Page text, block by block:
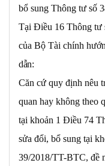
bổ sung Thông tư số
Tại Điều 16 Thông tư
của Bộ Tài chính
dẫn:
Căn cứ quy định nêu
quan hay không theo
tại khoản 1 Điều 74
sửa đổi, bổ sung tại
39/2018/TT-BTC, đề